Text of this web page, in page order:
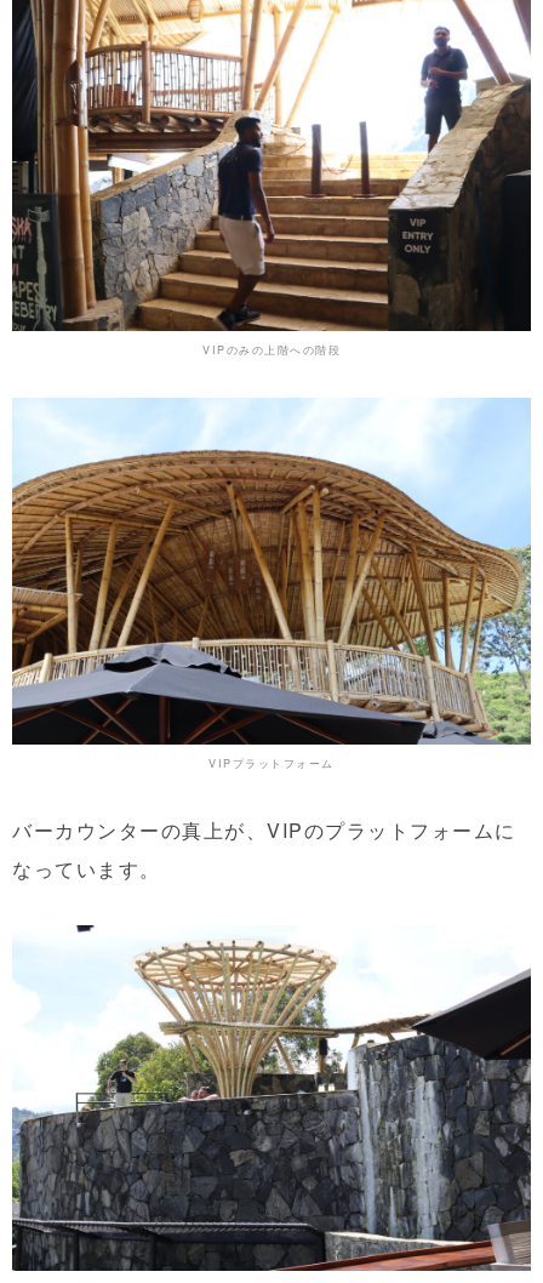
VIPのみの上階への階段
VIPプラットフォーム
バーカウンターの真上が、VIPのプラットフォームに
なっています。